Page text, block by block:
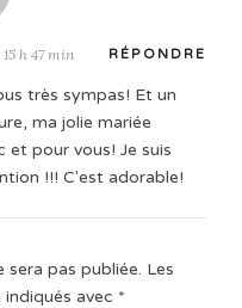
h 47 min RÉPONDRE
très sympas! Et un
ma jolie mariée
et pour vous! Je suis
!!! C'est adorable!
sera pas publiée. Les
avec *